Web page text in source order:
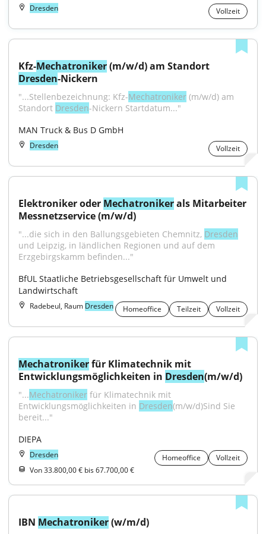
Dresden Vollzeit
Kfz-Mechatroniker
Dresden-Nickern
"...Stellenbezeichnung: Kfz-Mechatroniker (m/w/d) am
Standort Dresden-Nickern Startdatum..."
MAN Truck & Bus D GmbH
Dresden Vollzeit
Elektroniker oder Mechatroniker als Mitarbeiter
Messnetzservice (m/w/d)
"...die sich in den Ballungsgebieten Chemnitz, Dresden
und Leipzig, in ländlichen Regionen und auf dem
Erzgebirgskamm befinden..."
BfUL Staatliche Betriebsgesellschaft für Umwelt und
Landwirtschaft
Radebeul, Raum Dresden Homeoffice Teilzeit Vollzeit
Mechatroniker für Klimatechnik mit
Entwicklungsmöglichkeiten in Dresden(m/w/d)
"...Mechatroniker für Klimatechnik mit
Entwicklungsmöglichkeiten in Dresden(m/w/d)Sind Sie
bereit..."
DIEPA
Dresden Homeoffice
Vollzeit
Von 33.800,00 € bis 67.700,00 €
IBN Mechatroniker (w/m/d)